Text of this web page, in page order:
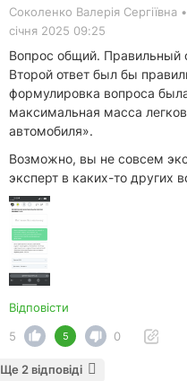
Соколенко Валерія Сергіївна •
січня 2025 09:25
Вопрос общий. Правильный
Второй ответ был бы
формулировка вопроса
максимальная масса
автомобиля».
Возможно, вы не совсем
эксперт в каких-то других
Відповісти
5
5 0
Ще 2 відповіді